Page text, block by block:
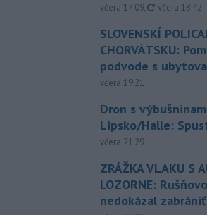
včera 17:09, aktualizované
včera 18:42
SLOVENSKÍ
CHORVÁTSKU:
podvode s
včera 19:21
Dron s
Lipsko/Halle:
včera 21:29
ZRÁŽKA VLAKU S
LOZORNE:
nedokázal zabrániť